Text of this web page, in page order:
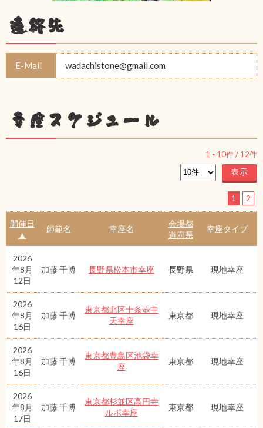
連絡先
E-Mail wadachistone@gmail.com
幸座スケジュール
1 - 10件 / 12件
1 2
開催日
▲
師範名 幸座名
会場都
道府県
幸座タイプ
2026
年8月
12日
加藤 千博 長野県松本市幸座 長野県 現地幸座
2026
年8月
16日
加藤 千博
東京都北区十条壺中
天幸座
東京都 現地幸座
2026
年8月
16日
加藤 千博
東京都豊島区池袋幸
座
東京都 現地幸座
2026
年8月
17日
加藤 千博
東京都杉並区高円寺
ルポ幸座
東京都 現地幸座